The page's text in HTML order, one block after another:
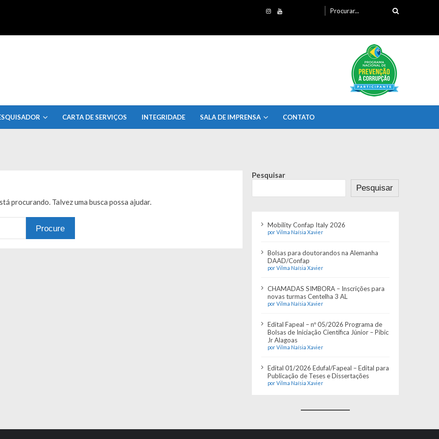
por:
CARTA DE SERVIÇOS INTEGRIDADE SALA DE IMPRENSA CONTATO
procurando. Talvez uma busca possa ajudar.
Pesquisar
Pesquisar
Mobility Confap Italy 2026
por Vilma Naísia Xavier
Bolsas para doutorandos na Alemanha
DAAD/Confap
por Vilma Naísia Xavier
CHAMADAS SIMBORA – Inscrições para
novas turmas Centelha 3 AL
por Vilma Naísia Xavier
Edital Fapeal – nº 05/2026 Programa de
Bolsas de Iniciação Científica Júnior – Pibic
Jr Alagoas
por Vilma Naísia Xavier
Edital 01/2026 Edufal/Fapeal – Edital para
Publicação de Teses e Dissertações
por Vilma Naísia Xavier